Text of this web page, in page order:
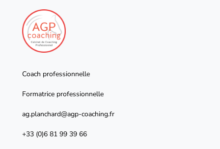
Coach professionnelle
Formatrice professionnelle
ag.planchard@agp-coaching.fr
+33 (0)6 81 99 39 66